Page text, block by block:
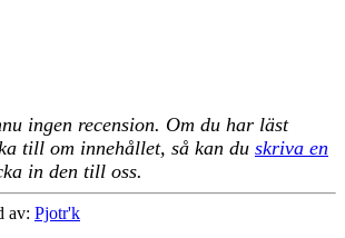
ingen recension. Om du har läst
till om innehållet, så kan du skriva en
in den till oss.
av: Pjotr'k